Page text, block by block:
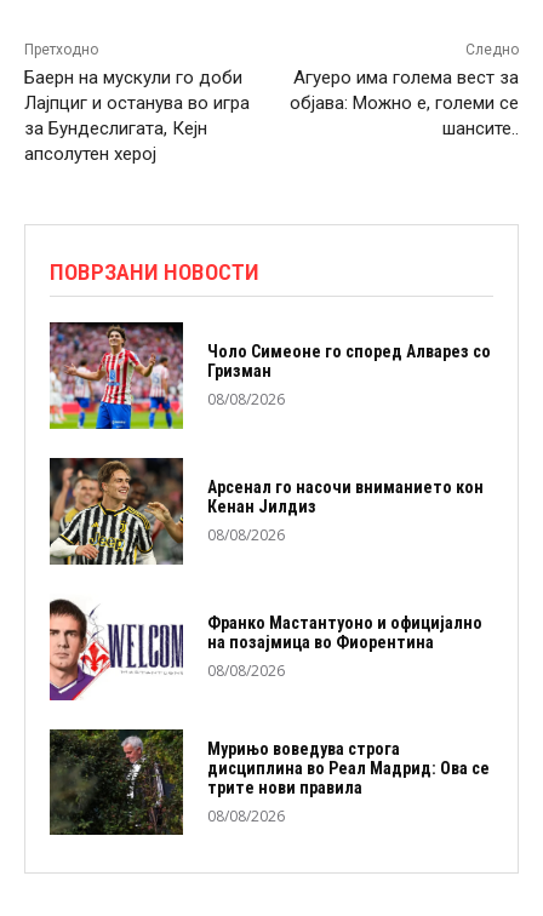
Претходно
Баерн на мускули го доби
Лајпциг и останува во игра
за Бундеслигата, Кејн
апсолутен херој
Следно
Агуеро има голема вест за
објава: Можно е, големи се
шансите..
ПОВРЗАНИ НОВОСТИ
Чоло Симеоне го според Алварез со
Гризман
08/08/2026
Арсенал го насочи вниманието кон
Кенан Јилдиз
08/08/2026
Франко Мастантуоно и официјално
на позајмица во Фиорентина
08/08/2026
Мурињо воведува строга
дисциплина во Реал Мадрид: Ова се
трите нови правила
08/08/2026